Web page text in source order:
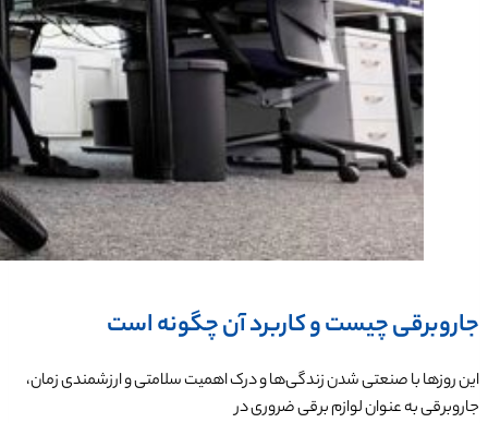
جاروبرقی چیست و کاربرد آن چگونه است
این روزها با صنعتی شدن زندگی‌ها و درک اهمیت سلامتی و ارزشمندی زمان،
جاروبرقی به عنوان لوازم برقی ضروری در